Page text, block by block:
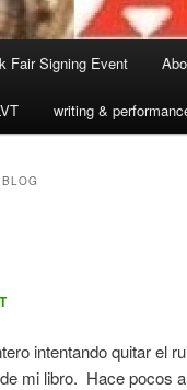
Fair Signing Event
writing &
BLOG
intentando quitar el
mi libro. Hace pocos